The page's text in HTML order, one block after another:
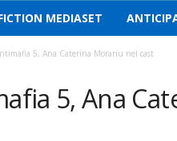
MEDIASET
5, Ana Caterina Morariu nel cast
5, Ana